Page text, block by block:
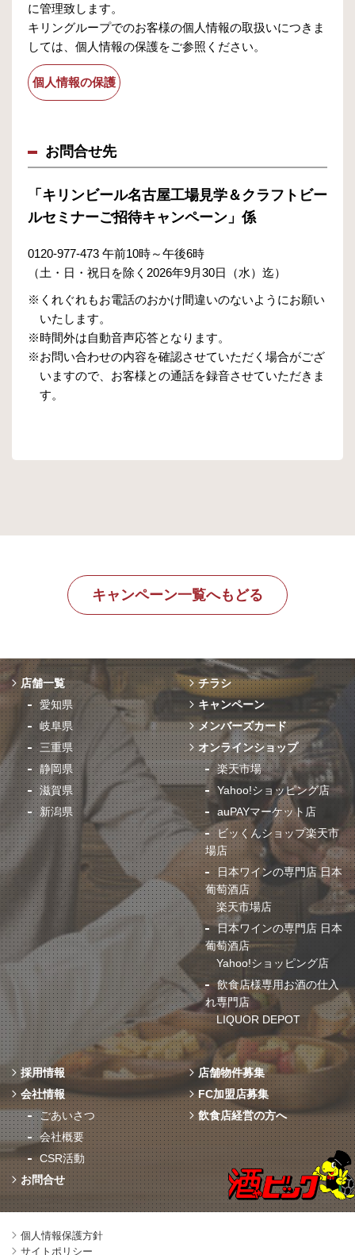
に管理致します。
キリングループでのお客様の個人情報の取扱いにつきま
しては、個人情報の保護をご参照ください。
個人情報の保護
お問合せ先
「キリンビール名古屋工場見学＆クラフトビー
ルセミナーご招待キャンペーン」係
0120-977-473 午前10時～午後6時
（土・日・祝日を除く2026年9月30日（水）迄）
※くれぐれもお電話のおかけ間違いのないようにお願い
いたします。
※時間外は自動音声応答となります。
※お問い合わせの内容を確認させていただく場合がござ
いますので、お客様との通話を録音させていただきま
す。
キャンペーン一覧へもどる
店舗一覧
愛知県
岐阜県
三重県
静岡県
滋賀県
新潟県
チラシ
キャンペーン
メンバーズカード
オンラインショップ
楽天市場
Yahoo!ショッピング店
auPAYマーケット店
ビッくんショップ楽天市
場店
日本ワインの専門店 日本
葡萄酒店
楽天市場店
日本ワインの専門店 日本
葡萄酒店
Yahoo!ショッピング店
飲食店様専用お酒の仕入
れ専門店
LIQUOR DEPOT
採用情報
会社情報
ごあいさつ
会社概要
CSR活動
お問合せ
店舗物件募集
FC加盟店募集
飲食店経営の方へ
個人情報保護方針
サイトポリシー